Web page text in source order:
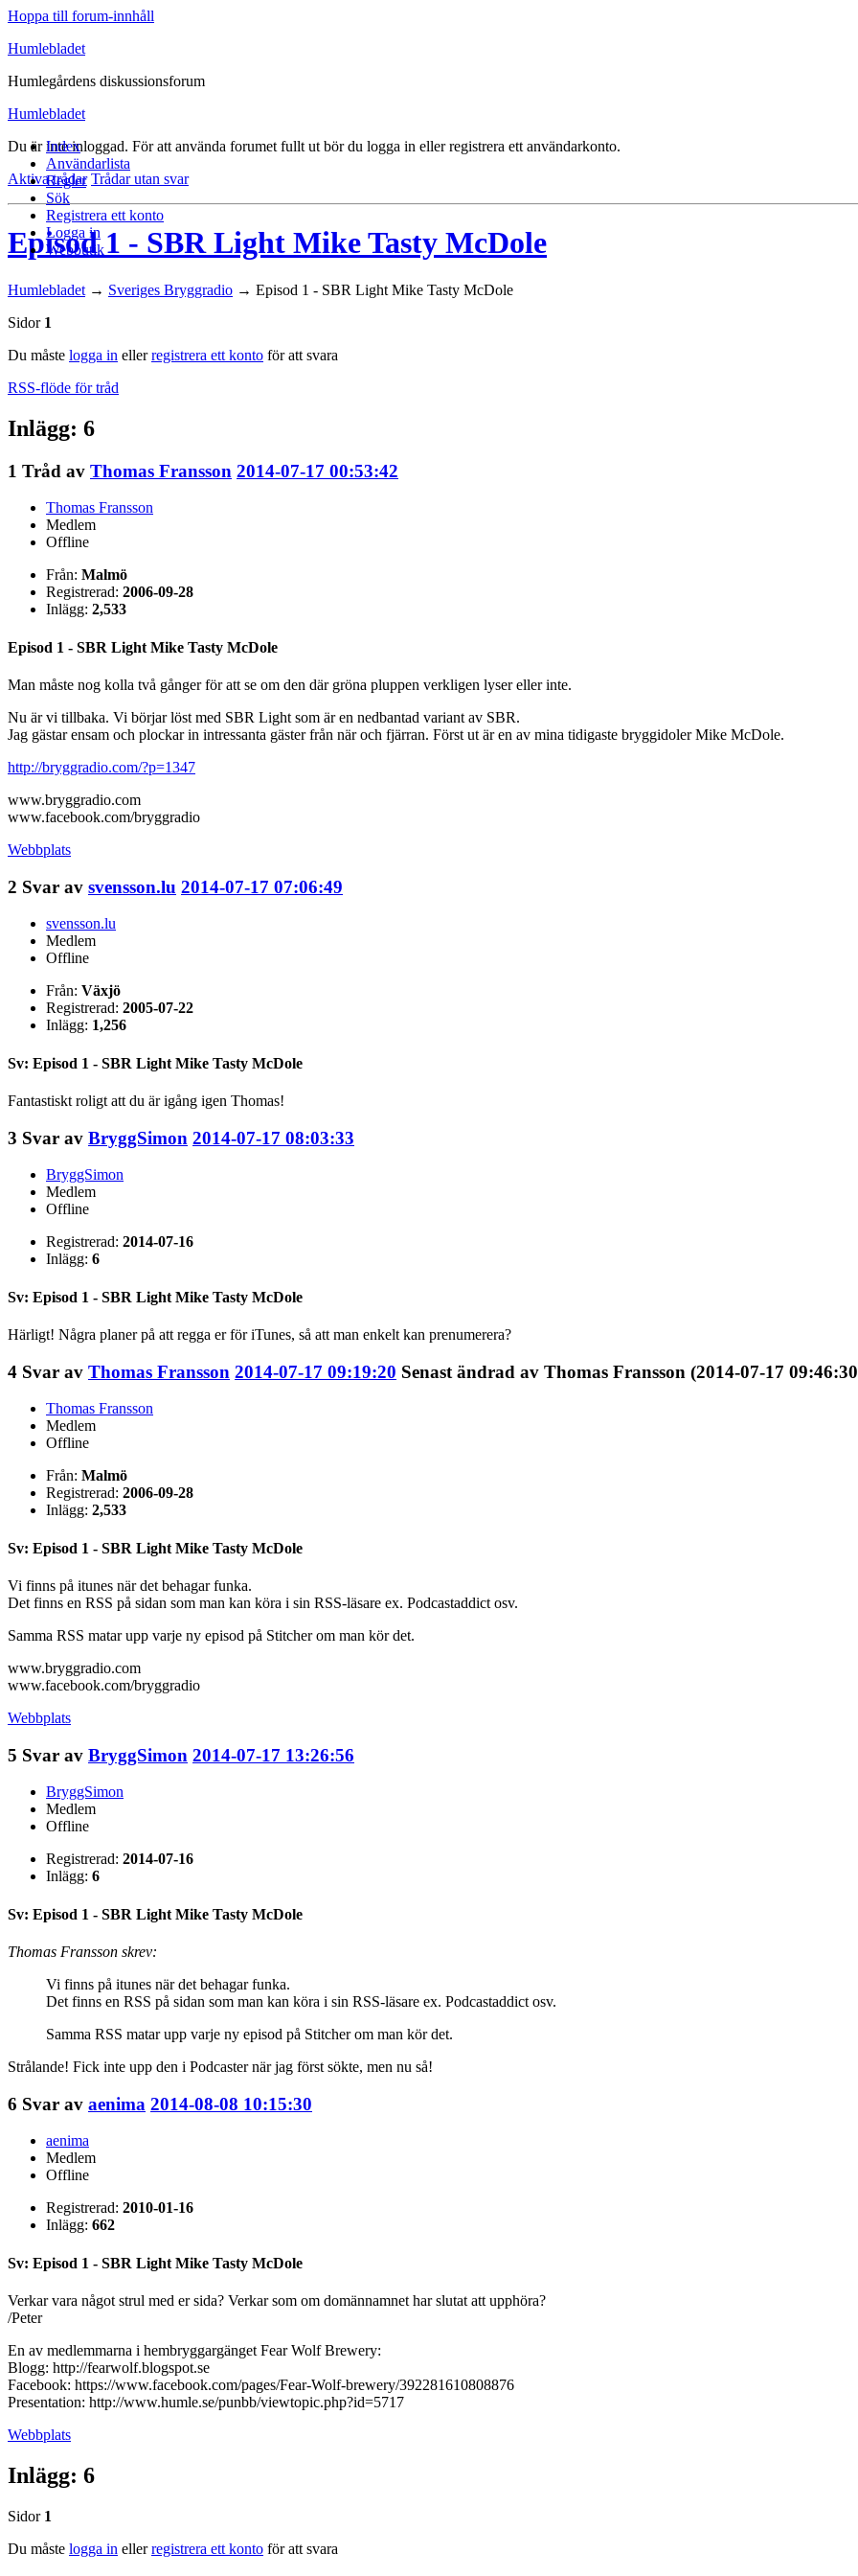
Hoppa till forum-innhåll
Humlebladet
Humlegårdens diskussionsforum
Humlebladet
Index
Användarlista
Regler
Sök
Registrera ett konto
Logga in
Webbutik
Du är inte inloggad. För att använda forumet fullt ut bör du logga in eller registrera ett användarkonto.
Aktiva trådar Trådar utan svar
Episod 1 - SBR Light Mike Tasty McDole
Humlebladet → Sveriges Bryggradio → Episod 1 - SBR Light Mike Tasty McDole
Sidor 1
Du måste logga in ellerregistrera ett konto för att svara
RSS-flöde för tråd
Inlägg: 6
1 Tråd av Thomas Fransson 2014-07-17 00:53:42
Thomas Fransson
Medlem
Offline
Från: Malmö
Registrerad: 2006-09-28
Inlägg: 2,533
Episod 1 - SBR Light Mike Tasty McDole
Man måste nog kolla två gånger för att se om den där gröna pluppen verkligen lyser eller inte.
Nu är vi tillbaka. Vi börjar löst med SBR Light som är en nedbantad variant av SBR.
Jag gästar ensam och plockar in intressanta gäster från när och fjärran. Först ut är en av mina tidigaste bryggidoler Mike McDole.
http://bryggradio.com/?p=1347
www.bryggradio.com
www.facebook.com/bryggradio
Webbplats
2 Svar av svensson.lu 2014-07-17 07:06:49
svensson.lu
Medlem
Offline
Från: Växjö
Registrerad: 2005-07-22
Inlägg: 1,256
Sv: Episod 1 - SBR Light Mike Tasty McDole
Fantastiskt roligt att du är igång igen Thomas!
3 Svar av BryggSimon 2014-07-17 08:03:33
BryggSimon
Medlem
Offline
Registrerad: 2014-07-16
Inlägg: 6
Sv: Episod 1 - SBR Light Mike Tasty McDole
Härligt! Några planer på att regga er för iTunes, så att man enkelt kan prenumerera?
4 Svar av Thomas Fransson 2014-07-17 09:19:20 Senast ändrad av Thomas Fransson (2014-07-17
Thomas Fransson
Medlem
Offline
Från: Malmö
Registrerad: 2006-09-28
Inlägg: 2,533
Sv: Episod 1 - SBR Light Mike Tasty McDole
Vi finns på itunes när det behagar funka.
Det finns en RSS på sidan som man kan köra i sin RSS-läsare ex. Podcastaddict osv.
Samma RSS matar upp varje ny episod på Stitcher om man kör det.
www.bryggradio.com
www.facebook.com/bryggradio
Webbplats
5 Svar av BryggSimon 2014-07-17 13:26:56
BryggSimon
Medlem
Offline
Registrerad: 2014-07-16
Inlägg: 6
Sv: Episod 1 - SBR Light Mike Tasty McDole
Thomas Fransson skrev:
Vi finns på itunes när det behagar funka.
Det finns en RSS på sidan som man kan köra i sin RSS-läsare ex. Podcastaddict osv.
Samma RSS matar upp varje ny episod på Stitcher om man kör det.
Strålande! Fick inte upp den i Podcaster när jag först sökte, men nu så!
6 Svar av aenima 2014-08-08 10:15:30
aenima
Medlem
Offline
Registrerad: 2010-01-16
Inlägg: 662
Sv: Episod 1 - SBR Light Mike Tasty McDole
Verkar vara något strul med er sida? Verkar som om domännamnet har slutat att upphöra?
/Peter
En av medlemmarna i hembryggargänget Fear Wolf Brewery:
Blogg: http://fearwolf.blogspot.se
Facebook: https://www.facebook.com/pages/Fear-Wolf-brewery/392281610808876
Presentation: http://www.humle.se/punbb/viewtopic.php?id=5717
Webbplats
Inlägg: 6
Sidor 1
Du måste logga in ellerregistrera ett konto för att svara